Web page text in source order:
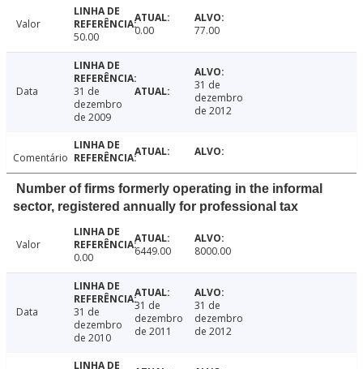
Valor
50.00
0.00 77.00
Data
31 de
dezembro
de 2009
31 de
dezembro
de 2012
Comentário
Number of firms formerly operating in the informal
sector, registered annually for professional tax
Valor
0.00
6449.00 8000.00
Data
31 de
dezembro
de 2010
31 de
dezembro
de 2011
31 de
dezembro
de 2012